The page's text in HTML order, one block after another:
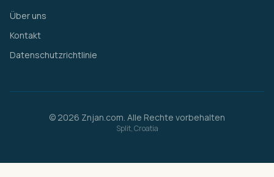
Über uns
Kontakt
Datenschutzrichtlinie
© 2026 Znjan.com. Alle Rechte vorbehalten
Split, Croatia